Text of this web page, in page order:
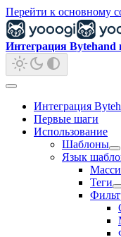
Перейти к основному
Интеграция
Интеграция
Первые шаги
Использование
Шаблоны
Язык
Теги